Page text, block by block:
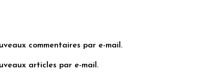
commentaires par e-mail.
articles par e-mail.